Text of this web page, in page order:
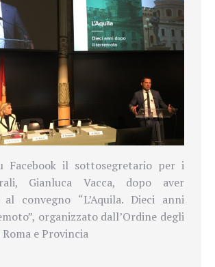
Facebook il sottosegretario per i
Gianluca Vacca, dopo aver
convegno “L’Aquila. Dieci anni
organizzato dall’Ordine degli
e Provincia